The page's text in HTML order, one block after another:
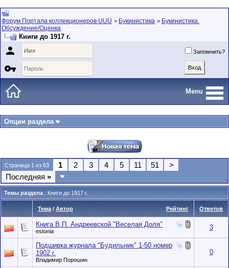
Форум Портала коллекционеров UUU > Букинистика > Букинистика.
Обсуждение/Оценка
Книги до 1917 г.
 Запомнить?

Menu
Опции раздела
Страница 1 из 63 1 2 3 4 5 11 51
>
Последняя »
Темы раздела : Книги до 1917 г.
Рейтинг
Тема / Автор Ответов
Книга В.П. Андреевской "Веселая Доля"
estonia 3
Подшивка журнала "Будильник" 1-50 номер
1902 г.
Владимир Порошин
0